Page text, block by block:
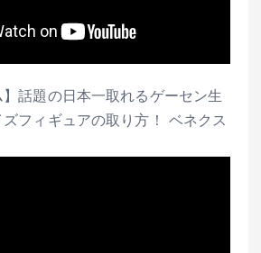
】話題の日本一取れるゲーセン生
フィギュアの取り方！ ベネクス